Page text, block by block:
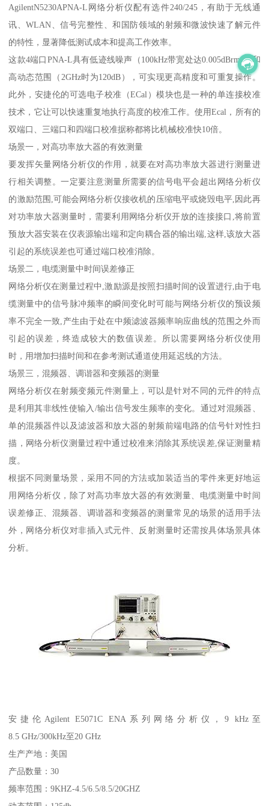
AgilentN5230APNA-L网络分析仪配有选件240/245，有助于无线通
讯、WLAN、信号完整性、和国防领域的射频和微波快速了解元件
的特性，显著降低测试成本和提高工作效率。
这款4端口PNA-L具有低迹线噪声（100kHz带宽处达0.005dBrms）和
高动态范围（2GHz时为120dB），可实现更高精度和可重复操作。
此外，安捷伦的可选电子校准（ECal）模块也是一种的单连接校准
技术，它让可以快速重复地执行高度的校准工作。使用Ecal，所有的
双端口、三端口和四端口校准据称都将比机械校准快10倍。
场景一，对高功率放大器的有效测量
要发挥矢量网络分析仪的作用，就要在对高功率放大器进行测量进
行相关调整。一定要注意测量所需要的信号电平会超出网络分析仪
的激励范围,可能会网络分析仪接收机的压缩电平或烧毁电平,因此再
对功率放大器测量时，需要利用网络分析仪开放的连接接口,将前置
预放大器安装在仪表源输出端和定向耦合器的输出端,这样,该放大器
引起的系统误差也可通过端口校准消除。
场景二，电缆测量中时间误差修正
网络分析仪在测量过程中,激励源是按照扫描时间的设置进行,由于电
缆测量中的信号脉冲频率的瞬间变化时可能与网络分析仪的预设频
率不完全一致,产生由于处在中频滤波器频率响应曲线的范围之外而
引起的误差，终造成较大的数值误差。所以需要网络分析仪使用
时，用增加扫描时间和在参考测试通道使用延迟线的方法。
场景三，混频器、调谐器和变频器的测量
网络分析仪在射频变频元件测量上，可以是针对不同的元件的特点
是利用其非线性使输入/输出信号发生频率的变化。通过对混频器、
单的混频器件以及滤波器和放大器的射频前端电路的信号针对性扫
描，网络分析仪测量过程中通过校准来消除其系统误差,保证测量精
度。
根据不同测量场景，采用不同的方法或加装适当的零件来更好地运
用网络分析仪，除了对高功率放大器的有效测量、电缆测量中时间
误差修正、混频器、调谐器和变频器的测量常见的场景的适用手法
外，网络分析仪对非插入式元件、反射测量时还需按具体场景具体
分析。
安捷伦Agilent E5071C ENA系列网络分析仪，9 kHz至
8.5 GHz/300kHz至20 GHz
生产产地：美国
产品数量：30
频率范围：9KHZ-4.5/6.5/8.5/20GHZ